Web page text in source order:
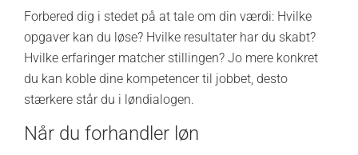
Forbered dig i stedet på at tale om din værdi: Hvilke
opgaver kan du løse? Hvilke resultater har du skabt?
Hvilke erfaringer matcher stillingen? Jo mere konkret
du kan koble dine kompetencer til jobbet, desto
stærkere står du i løndialogen.
Når du forhandler løn